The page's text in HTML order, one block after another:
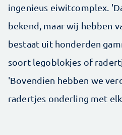
ingenieus eiwitcomplex.
bekend, maar wij hebben
bestaat uit honderden
soort legoblokjes of
'Bovendien hebben we
radertjes onderling met